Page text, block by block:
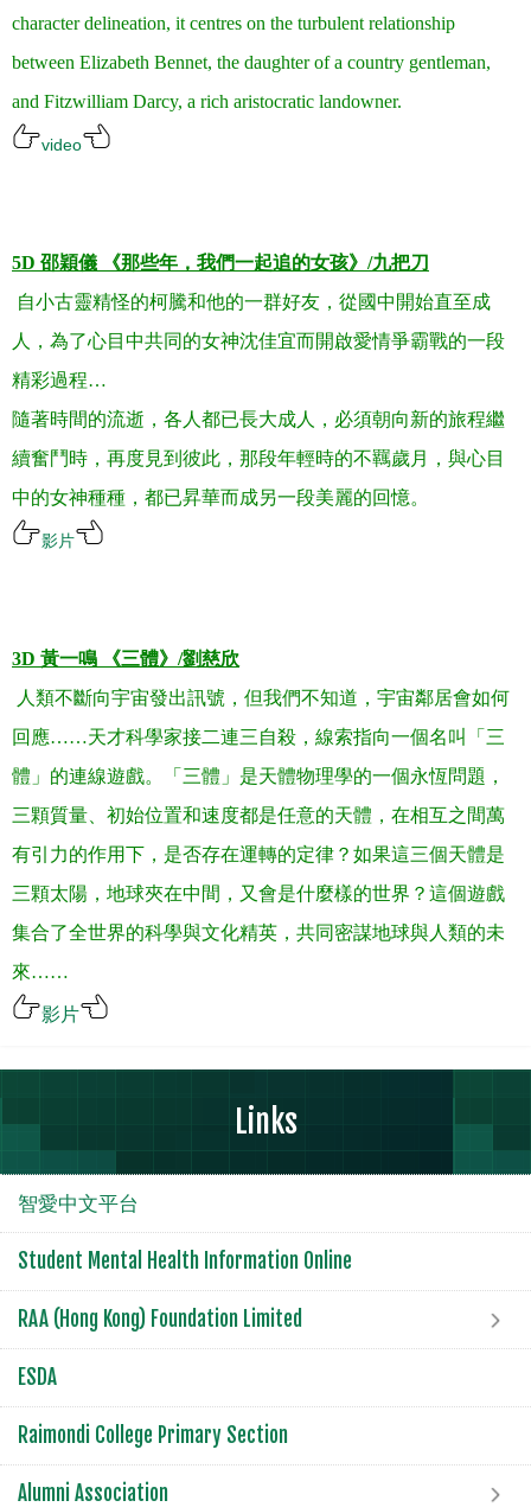
character delineation, it centres on the turbulent relationship
between Elizabeth Bennet, the daughter of a country gentleman,
and Fitzwilliam Darcy, a rich aristocratic landowner.
video
5D 邵穎儀 《那些年，我們一起追的女孩》 /九把刀
自小古靈精怪的柯騰和他的一群好友，從國中開始直至成
人，為了心目中共同的女神沈佳宜而開啟愛情爭霸戰的一段
精彩過程…
隨著時間的流逝，各人都已長大成人，必須朝向新的旅程繼
續奮鬥時，再度見到彼此，那段年輕時的不羈歲月，與心目
中的女神種種，都已昇華而成另一段美麗的回憶。
影片
3D 黃一鳴 《三體》 /劉慈欣
人類不斷向宇宙發出訊號，但我們不知道，宇宙鄰居會如何
回應……天才科學家接二連三自殺，線索指向一個名叫「三
體」的連線遊戲。「三體」是天體物理學的一個永恆問題，
三顆質量、初始位置和速度都是任意的天體，在相互之間萬
有引力的作用下，是否存在運轉的定律？如果這三個天體是
三顆太陽，地球夾在中間，又會是什麼樣的世界？這個遊戲
集合了全世界的科學與文化精英，共同密謀地球與人類的未
來……
影片
Links
智愛中文平台
Student Mental Health Information Online
RAA (Hong Kong) Foundation Limited
ESDA
Raimondi College Primary Section
Alumni Association